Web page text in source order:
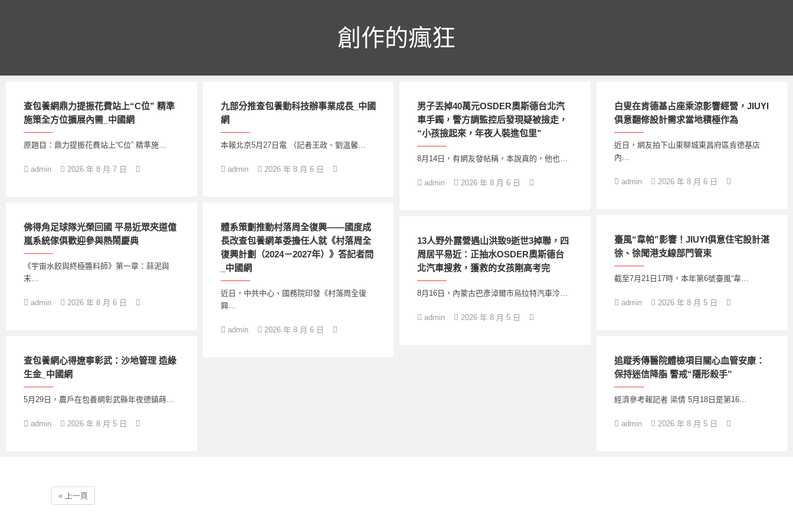
創作的瘋狂
查包養網鼎力提振花費站上“C位” 精準
施策全方位擴展內需_中國網
原題目：鼎力提振花費站上“C位” 精準施…
admin 2026 年 8 月 7 日
九部分推查包養動科技辦事業成長_中國
網
本報北京5月27日電 （記者王政、劉溫馨…
admin 2026 年 8 月 6 日
男子丟掉40萬元OSDER奧斯德台北汽
車手鐲，警方調監控后發現疑被撿走，
“小孩撿起來，年夜人裝進包里”
8月14日，有網友發帖稱，本說真的，他也…
admin 2026 年 8 月 6 日
白叟在肯德基占座乘涼影響經營，JIUYI
俱意翻修設計需求當地積極作為
近日，網友拍下山東聊城東昌府區肯德基店
內…
admin 2026 年 8 月 6 日
佛得角足球隊光榮回國 平易近眾夾道億
嵐系統傢俱歡迎參與熱鬧慶典
《宇宙水餃與終極醬料師》第一章：蒜泥與
末…
admin 2026 年 8 月 6 日
體系策劃推動村落周全復興——國度成
長改查包養網革委擔任人就《村落周全
復興計劃（2024－2027年）》答記者問
_中國網
近日，中共中心、國務院印發《村落周全復
興…
admin 2026 年 8 月 6 日
臺風“韋帕”影響！JIUYI俱意住宅設計湛
徐、徐聞港支線部門管束
截至7月21日17時，本年第6號臺風“韋…
admin 2026 年 8 月 5 日
13人野外露營遇山洪致9逝世3掉聯，四
周居平易近：正抽水OSDER奧斯德台
北汽車搜救，獲救的女孩剛高考完
8月16日，內蒙古巴彥淖爾市烏拉特汽車冷…
admin 2026 年 8 月 5 日
查包養網心得遼寧彰武：沙地管理 造綠
生金_中國網
5月29日，農戶在包養網彰武縣年夜德鎮蒔…
admin 2026 年 8 月 5 日
追蹤秀傳醫院體檢項目關心血管安康：
保持迷信降脂 警戒“隱形殺手”
經濟參考報記者 梁倩 5月18日是第16…
admin 2026 年 8 月 5 日
« 上一頁